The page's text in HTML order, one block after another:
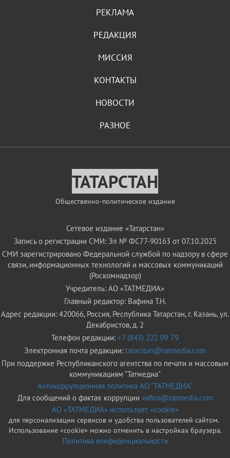
РЕКЛАМА
РЕДАКЦИЯ
МИССИЯ
КОНТАКТЫ
НОВОСТИ
РАЗНОЕ
ТАТАРСТАН
Общественно-политическое издание
Сетевое издание «Татарстан»
Запись о регистрации СМИ: Эл № ФС77-90163 от 07.10.2025
СМИ зарегистрировано Федеральной службой по надзору в сфере
связи, информационных технологий и массовых коммуникаций
(Роскомнадзор)
Учредитель: АО «ТАТМЕДИА»
Главный редактор: Вафина Т.Н.
Адрес редакции: 420066, Россия, Республика Татарстан, г. Казань, ул.
Декабристов, д. 2
Телефон редакции: +7 (843) 222 09 79
Электронная почта редакции: tatarstan@tatmedia.com
При поддержке Республиканского агентства по печати и массовым
коммуникациям "Татмедиа"
Антикоррупционная политика АО "ТАТМЕДИА"
Для сообщений о фактах коррупции vafina@tatmedia.com
АО «ТАТМЕДИА» использует «cookie»
для персонализации сервисов и удобства пользователей сайтом.
Использование «cookie» можно отменить в настройках браузера.
Политика конфиденциальности